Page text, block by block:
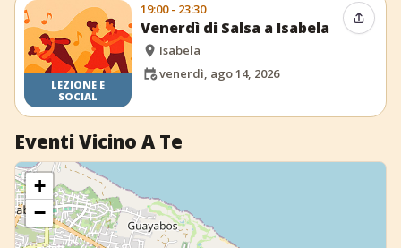
LEZIONE E
SOCIAL
19:00 - 23:30
Venerdì di Salsa a Isabela
Isabela
venerdì, ago 14, 2026
Eventi Vicino A Te
+
−